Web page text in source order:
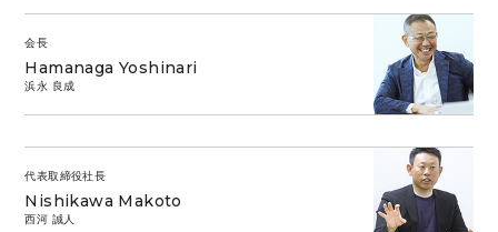
会長
Hamanaga Yoshinari
浜永 良成
代表取締役社長
Nishikawa Makoto
西河 誠人